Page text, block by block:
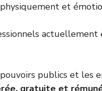
et
publics et les
gratuite et